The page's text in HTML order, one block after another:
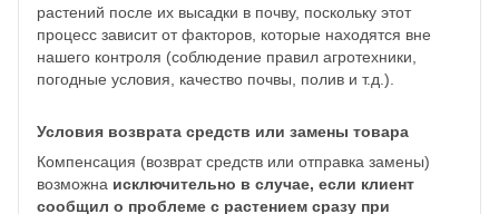
растений после их высадки в почву, поскольку этот
процесс зависит от факторов, которые находятся вне
нашего контроля (соблюдение правил агротехники,
погодные условия, качество почвы, полив и т.д.).
Условия возврата средств или замены товара
Компенсация (возврат средств или отправка замены)
возможна исключительно в случае, если клиент
сообщил о проблеме с растением сразу при